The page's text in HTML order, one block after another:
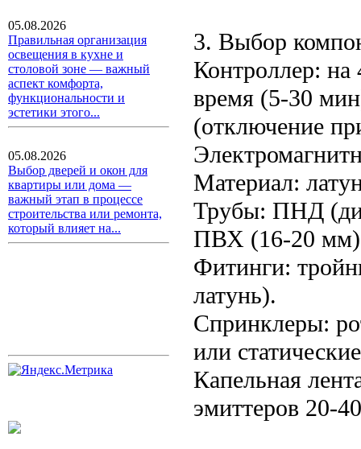
05.08.2026
Правильная организация
освещения в кухне и
столовой зоне — важный
аспект комфорта,
функциональности и
эстетики этого...
05.08.2026
Выбор дверей и окон для
квартиры или дома —
важный этап в процессе
строительства или ремонта,
который влияет на...
3. Выбор
Контроллер:
время (5-30
(отключение
Материал:
Трубы: ПНД
ПВХ (16-20 мм)
Фитинги:
латунь).
Спринклеры:
или
Капельная
эмиттеров 20-